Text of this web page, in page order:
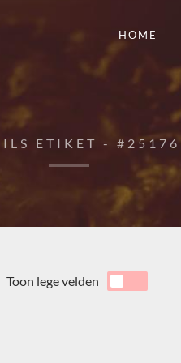
HOME
ETIKET - #25176
Toon lege velden